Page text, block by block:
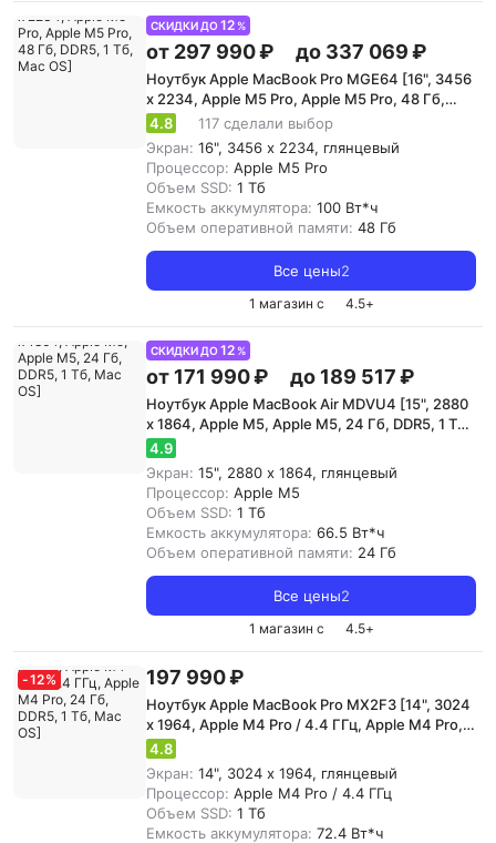
СКИДКИ ДО12 %
от 297 990 ₽ до 337 069 ₽
Ноутбук Apple MacBook Pro MGE64 [16", 3456
x 2234, Apple M5 Pro, Apple M5 Pro, 48 Гб,
DDR5, 1 Тб, Mac OS]
4.8
117 сделали выбор
Экран: 16", 3456 x 2234, глянцевый
Процессор: Apple M5 Pro
Объем SSD: 1 Тб
Емкость аккумулятора: 100 Вт*ч
Объем оперативной памяти: 48 Гб
Все цены2
1 магазин с 4.5+
СКИДКИ ДО12 %
от 171 990 ₽ до 189 517 ₽
Ноутбук Apple MacBook Air MDVU4 [15", 2880
x 1864, Apple M5, Apple M5, 24 Гб, DDR5, 1 Тб,
Mac OS]
4.9
Экран: 15", 2880 x 1864, глянцевый
Процессор: Apple M5
Объем SSD: 1 Тб
Емкость аккумулятора: 66.5 Вт*ч
Объем оперативной памяти: 24 Гб
Все цены2
1 магазин с 4.5+
-12% 197 990 ₽
Ноутбук Apple MacBook Pro MX2F3 [14", 3024
x 1964, Apple M4 Pro / 4.4 ГГц, Apple M4 Pro,
24 Гб, DDR5, 1 Тб, Mac OS]
4.8
Экран: 14", 3024 x 1964, глянцевый
Процессор: Apple M4 Pro / 4.4 ГГц
Объем SSD: 1 Тб
Емкость аккумулятора: 72.4 Вт*ч